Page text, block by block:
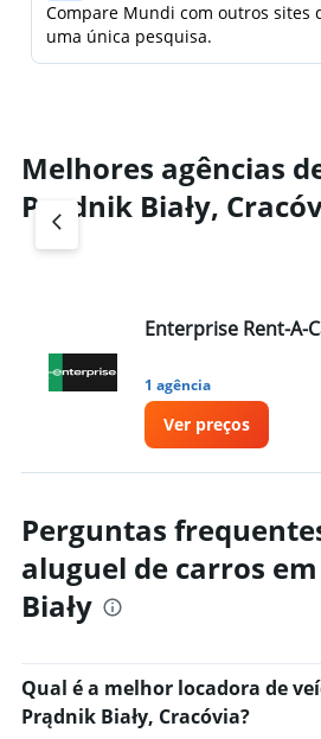
Compare Mundi com outros sites
uma única pesquisa.
Melhores agências
Prądnik Biały,
Enterprise Rent-A-
1 agência
Ver preços
Perguntas
aluguel de carros
Biały
Qual é a melhor locadora de
Prądnik Biały, Cracóvia?